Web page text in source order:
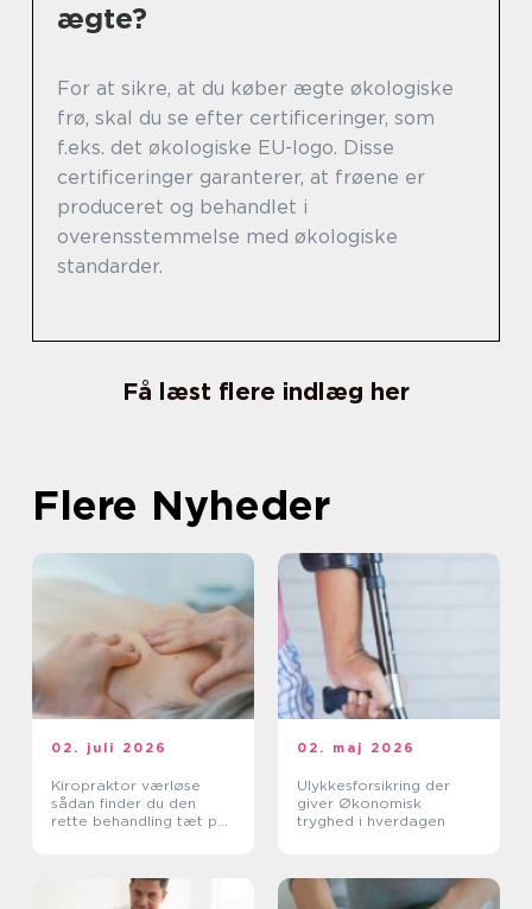
ægte?
For at sikre, at du køber ægte økologiske
frø, skal du se efter certificeringer, som
f.eks. det økologiske EU-logo. Disse
certificeringer garanterer, at frøene er
produceret og behandlet i
overensstemmelse med økologiske
standarder.
Få læst flere indlæg her
Flere Nyheder
02. juli 2026
Kiropraktor værløse
sådan finder du den
rette behandling tæt på
02. maj 2026
Ulykkesforsikring der
giver Økonomisk
tryghed i hverdagen